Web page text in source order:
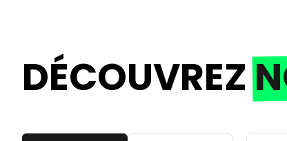
DÉCOUVREZ